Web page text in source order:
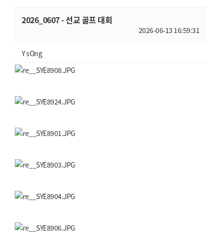
2026_0607 - 선교 골프 대회
2026-06-13 16:59:31
Y sOng